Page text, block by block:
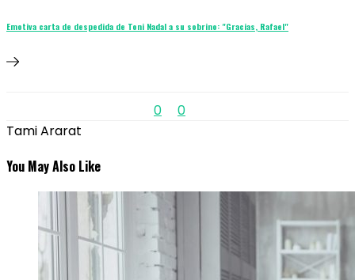
Emotiva carta de despedida de Toni Nadal a su sobrino: "Gracias, Rafael"
0
0
Tami Ararat
You May Also Like